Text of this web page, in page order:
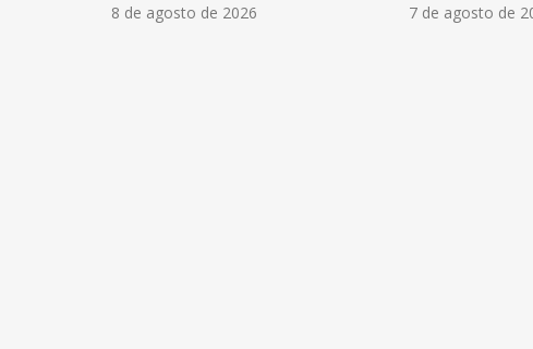
8 de agosto de 2026 7 de agosto de